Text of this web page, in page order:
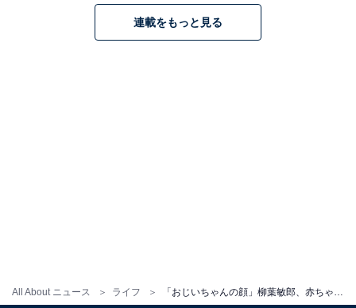
All About ニュース ライフ
連載をもっと見る